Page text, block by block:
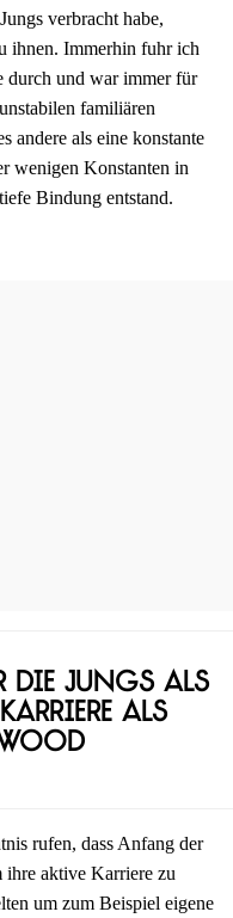
verbracht habe,
ihnen. Immerhin fuhr ich
durch und war immer für
familiären
andere als eine konstante
wenigen Konstanten in
Bindung entstand.
die Jungs als
als
rufen, dass Anfang der
ihre aktive Karriere zu
um zum Beispiel eigene